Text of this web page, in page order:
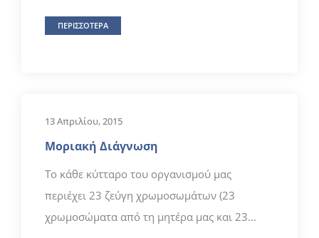
ΠΕΡΙΣΣΟΤΕΡΑ
13 Απριλίου, 2015
Μοριακή Διάγνωση
Το κάθε κύτταρο του οργανισμού μας
περιέχει 23 ζεύγη χρωμοσωμάτων (23
χρωμοσώματα από τη μητέρα μας και 23...